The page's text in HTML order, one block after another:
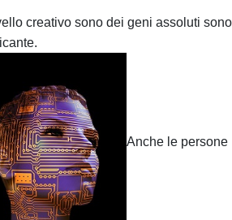
creativo sono dei geni assoluti sono
Anche le persone